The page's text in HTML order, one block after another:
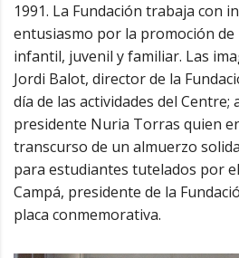
1991. La Fundación trabaja con
entusiasmo por la promoción de
infantil, juvenil y familiar. Las
Jordi Balot, director de la
día de las actividades del
presidente Nuria Torras quien
transcurso de un almuerzo
para estudiantes tutelados por
Campá, presidente de la
placa conmemorativa.